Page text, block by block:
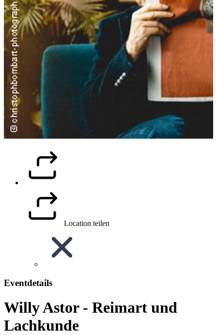
Location teilen
Eventdetails
Willy Astor - Reimart und
Lachkunde